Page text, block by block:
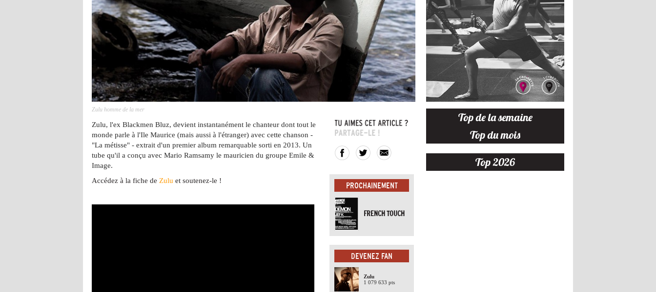
Zulu homme de la mer
Zulu, l'ex Blackmen Bluz, devient instantanément le chanteur dont tout le
monde parle à l'Ile Maurice (mais aussi à l'étranger) avec cette chanson -
"La métisse" - extrait d'un premier album remarquable sorti en 2013. Un
tube qu'il a conçu avec Mario Ramsamy le mauricien du groupe Emile &
Image.
Accédez à la fiche de Zulu et soutenez-le ! PROCHAINEMENT
FRENCH TOUCH
DEVENEZ FAN
Zulu
1 079 633 pts
Top de la semaine
Top du mois
Top 2026